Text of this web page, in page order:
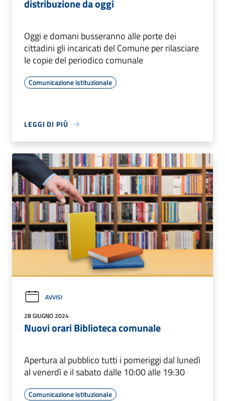
distribuzione da oggi
Oggi e domani busseranno alle porte dei
cittadini gli incaricati del Comune per rilasciare
le copie del periodico comunale
Comunicazione istituzionale
LEGGI DI PIÙ
AVVISI
28 GIUGNO 2024
Nuovi orari Biblioteca comunale
Apertura al pubblico tutti i pomeriggi dal lunedì
al venerdì e il sabato dalle 10:00 alle 19:30
Comunicazione istituzionale